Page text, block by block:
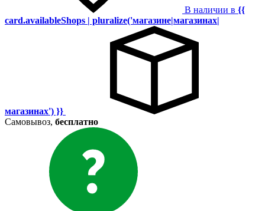
В наличии в {{
card.availableShops | pluralize('магазине|магазинах|
магазинах') }}
Самовывоз, бесплатно